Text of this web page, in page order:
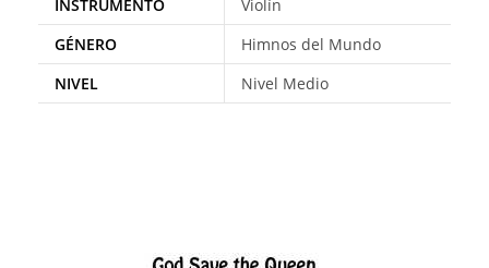
INSTRUMENTO
Violín
GÉNERO
Himnos del Mundo
NIVEL
Nivel Medio